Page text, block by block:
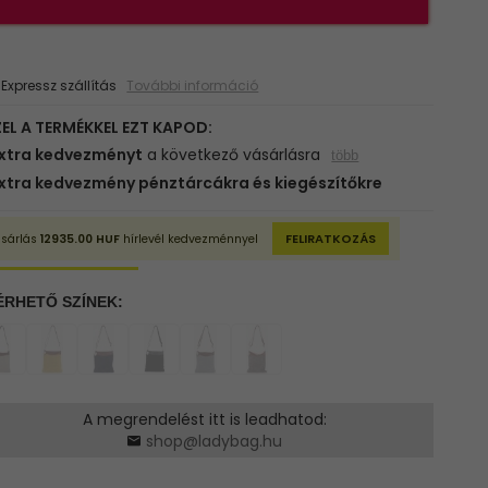
szállítás További információ
A megrendelést itt is leadhatod:
shop@ladybag.hu